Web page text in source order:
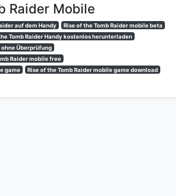
Raider Mobile
auf dem Handy
Rise of the Tomb Raider mobile beta
Tomb Raider Handy kostenlos herunterladen
ohne Überprüfung
Raider mobile free
game
Rise of the Tomb Raider mobile game download